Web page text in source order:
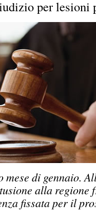
per lesioni
di gennaio.
alla regione
fissata per il